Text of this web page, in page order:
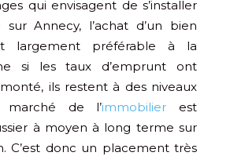
qui envisagent de s’installer
Annecy, l’achat d’un bien
largement préférable à la
si les taux d’emprunt ont
ils restent à des niveaux
de l’immobilier est
à moyen à long terme sur
C’est donc un placement très